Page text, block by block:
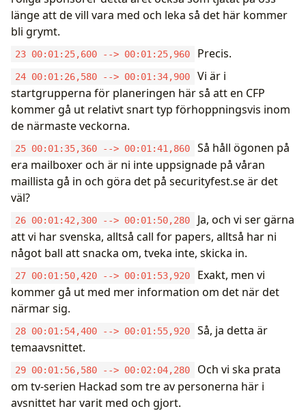
länge att de vill vara med och leka så det här kommer
bli grymt.
23 00:01:25,600 --> 00:01:25,960 Precis.
24 00:01:26,580 --> 00:01:34,900
Vi är i
startgrupperna för planeringen här så att en CFP
kommer gå ut relativt snart typ förhoppningsvis inom
de närmaste veckorna.
25 00:01:35,360 --> 00:01:41,860
Så håll ögonen på
era mailboxer och är ni inte uppsignade på våran
maillista gå in och göra det på securityfest.se är det
väl?
26 00:01:42,300 --> 00:01:50,280
Ja, och vi ser gärna
att vi har svenska, alltså call for papers, alltså har ni
något ball att snacka om, tveka inte, skicka in.
27 00:01:50,420 --> 00:01:53,920
Exakt, men vi
kommer gå ut med mer information om det när det
närmar sig.
28 00:01:54,400 --> 00:01:55,920
Så, ja detta är
temaavsnittet.
29 00:01:56,580 --> 00:02:04,280
Och vi ska prata
om tv-serien Hackad som tre av personerna här i
avsnittet har varit med och gjort.